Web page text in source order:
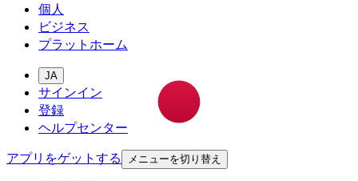
個人
ビジネス
プラットホーム
JA
サインイン
登録
ヘルプセンター
アプリをゲットする
メニューを切り替え